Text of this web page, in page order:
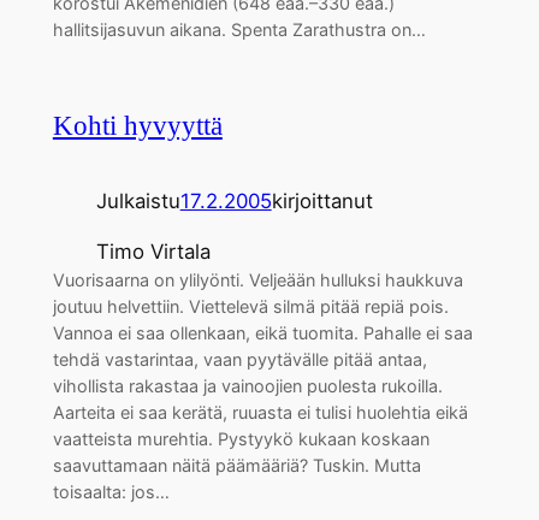
hallitsijasuvun aikana. Spenta Zarathustra on…
Kohti hyvyyttä
Julkaistu17.2.2005kirjoittanut
Timo Virtala
Vuorisaarna on ylilyönti. Veljeään hulluksi haukkuva
joutuu helvettiin. Viettelevä silmä pitää repiä pois.
Vannoa ei saa ollenkaan, eikä tuomita. Pahalle ei saa
tehdä vastarintaa, vaan pyytävälle pitää antaa,
vihollista rakastaa ja vainoojien puolesta rukoilla.
Aarteita ei saa kerätä, ruuasta ei tulisi huolehtia eikä
vaatteista murehtia. Pystyykö kukaan koskaan
saavuttamaan näitä päämääriä? Tuskin. Mutta
toisaalta: jos…